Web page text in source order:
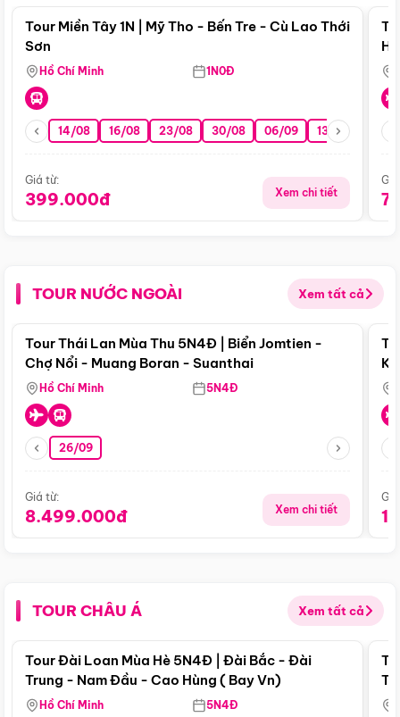
Tour Miền Tây 1N | Mỹ Tho - Bến Tre - Cù Lao Thới
Sơn
Hồ Chí Minh 1N0Đ
14/08 16/08 23/08 30/08 06/09 13/09 20/09
Giá từ:
399.000đ Xem chi tiết
TOUR NƯỚC NGOÀI Xem tất cả
Điểm nổi bật
Tour Thái Lan Mùa Thu 5N4Đ | Biển Jomtien -
Chợ Nổi - Muang Boran - Suanthai
Hồ Chí Minh 5N4Đ
26/09
Giá từ:
8.499.000đ Xem chi tiết
TOUR CHÂU Á Xem tất cả
Điểm nổi bật
Tour Đài Loan Mùa Hè 5N4Đ | Đài Bắc - Đài
Trung - Nam Đầu - Cao Hùng ( Bay Vn)
Hồ Chí Minh 5N4Đ